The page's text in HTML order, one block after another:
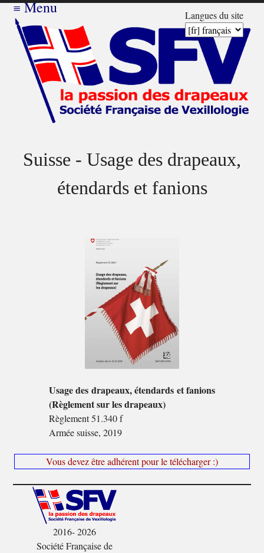
Langues du site
≡Menu
Suisse - Usage des drapeaux,
étendards et fanions
Usage des drapeaux, étendards et fanions
(Règlement sur les drapeaux)
Règlement 51.340 f
Armée suisse, 2019
Vous devez être adhérent pour le télécharger :)
2016- 2026
Société Française de